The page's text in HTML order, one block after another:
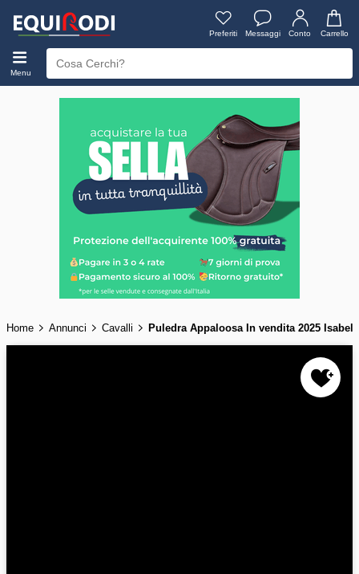
Preferiti Messaggi Conto Carrello
Menu
Home Annunci Cavalli Puledra Appaloosa In vendita 2025